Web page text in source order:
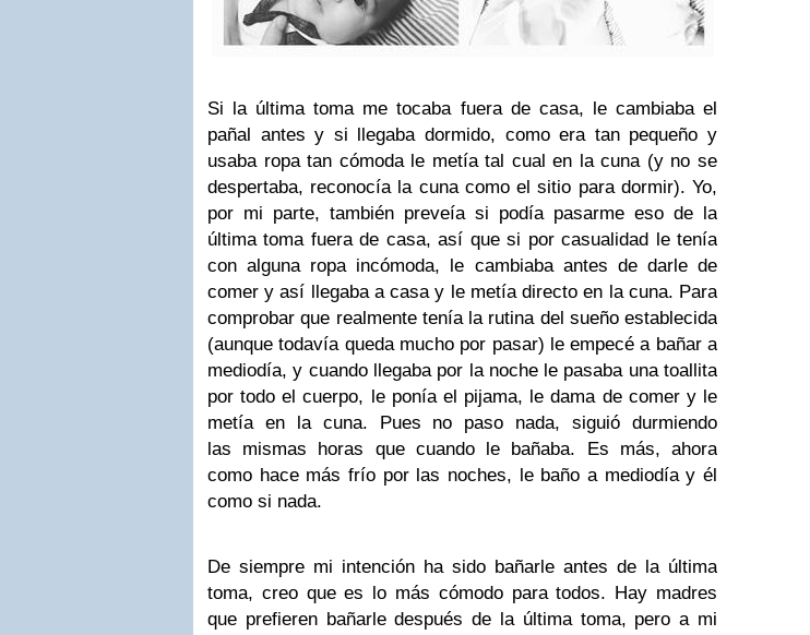
Si la última toma me tocaba fuera de casa, le cambiaba el
pañal antes y si llegaba dormido, como era tan pequeño y
usaba ropa tan cómoda le metía tal cual en la cuna (y no se
despertaba, reconocía la cuna como el sitio para dormir). Yo,
por mi parte, también preveía si podía pasarme eso de la
última toma fuera de casa, así que si por casualidad le tenía
con alguna ropa incómoda, le cambiaba antes de darle de
comer y así llegaba a casa y le metía directo en la cuna. Para
comprobar que realmente tenía la rutina del sueño establecida
(aunque todavía queda mucho por pasar) le empecé a bañar a
mediodía, y cuando llegaba por la noche le pasaba una toallita
por todo el cuerpo, le ponía el pijama, le dama de comer y le
metía en la cuna. Pues no paso nada, siguió durmiendo
las mismas horas que cuando le bañaba. Es más, ahora
como hace más frío por las noches, le baño a mediodía y él
como si nada.
De siempre mi intención ha sido bañarle antes de la última
toma, creo que es lo más cómodo para todos. Hay madres
que prefieren bañarle después de la última toma, pero a mi